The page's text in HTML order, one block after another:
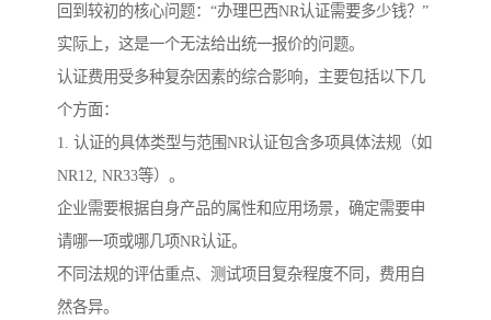
回到较初的核心问题：“办理巴西NR认证需要多少钱？”
实际上，这是一个无法给出统一报价的问题。
认证费用受多种复杂因素的综合影响，主要包括以下几
个方面：
1. 认证的具体类型与范围NR认证包含多项具体法规（如
NR12, NR33等）。
企业需要根据自身产品的属性和应用场景，确定需要申
请哪一项或哪几项NR认证。
不同法规的评估重点、测试项目复杂程度不同，费用自
然各异。